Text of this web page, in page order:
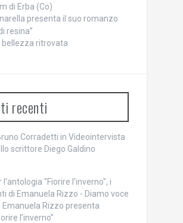
di Erba (Co)
presenta il suo romanzo
resina”
bellezza ritrovata
recenti
Corradetti in Videointervista
scrittore Diego Galdino
l'antologia "Fiorire l'inverno", i
di Emanuela Rizzo - Diamo voce
Emanuela Rizzo presenta
l’inverno”